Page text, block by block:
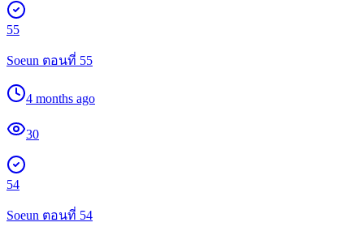
55
Soeun ตอนที่ 55
4 months ago
30
54
Soeun ตอนที่ 54